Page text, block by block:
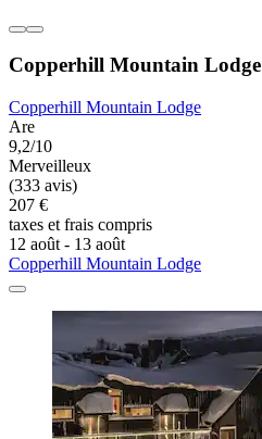
Copperhill Mountain Lodge
Copperhill Mountain Lodge
Are
9,2/10
Merveilleux
(333 avis)
207 €
taxes et frais compris
12 août - 13 août
Copperhill Mountain Lodge